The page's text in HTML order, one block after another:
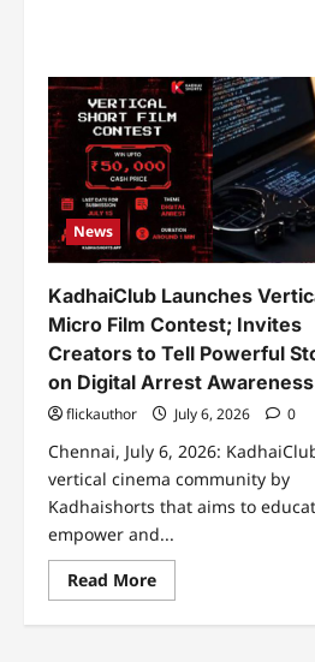
News
KadhaiClub Launches
Micro Film Contest; Invites
Creators to Tell Powerful
on Digital Arrest Awareness
flickauthor July 6, 2026 0
Chennai, July 6, 2026:
vertical cinema community by
Kadhaishorts that aims to
empower and...
Read MoreRead
more
KadhaiClub